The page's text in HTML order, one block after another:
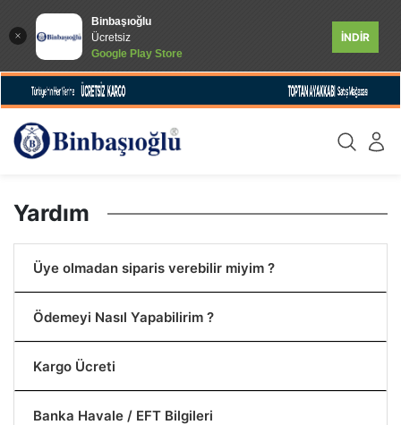
Binbaşıoğlu
Ücretsiz
Google Play Store
İNDİR
Yardım
Üye olmadan siparis verebilir miyim ?
Ödemeyi Nasıl Yapabilirim ?
Kargo Ücreti
Banka Havale / EFT Bilgileri